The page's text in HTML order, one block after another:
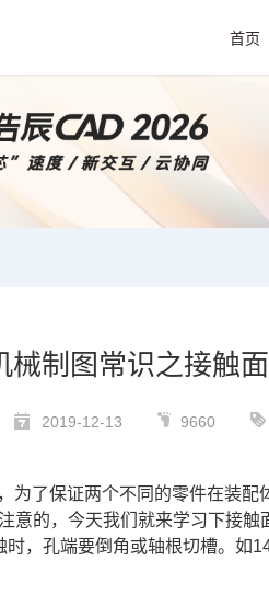
首页
械制图常识之接触
2019-12-13 9660
为了保证两个不同的零件在装
意的，今天我们就来学习下接触
，孔端要倒角或轴根切槽。如